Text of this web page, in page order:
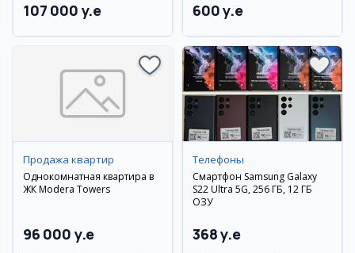
107 000 y.e 600 y.e
Продажа квартир
Однокомнатная квартира в
ЖК Modera Towers
96 000 y.e
Телефоны
Смартфон Samsung Galaxy
S22 Ultra 5G, 256 ГБ, 12 ГБ
ОЗУ
368 y.e